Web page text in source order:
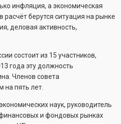
инфляция, а экономическая
расчёт берутся ситуация на рынке
деловая активность,
состоит из 15 участников,
года эту должность
Членов совета
на пять лет.
наук, руководитель
и фондовых рынках